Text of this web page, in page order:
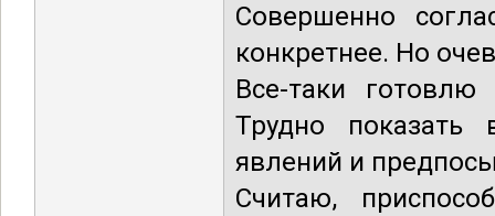
Совершенно
конкретнее. Но
Все-таки готовлю
Трудно показать
явлений и
Считаю,